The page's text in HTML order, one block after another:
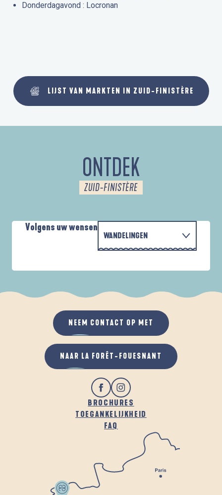
Donderdagavond : Locronan
LIJST VAN MARKTEN IN ZUID-FINISTÈRE
ONTDEK
ZUID-FINISTÈRE
Volgens uw wensen
WANDELINGEN
ALS HET REGENT
IN DE FRISSE LUCHT
PARCOURS D'INTERPRÉTATION DE L'ANSE
BROCHURES
TOEGANKELIJKHEID
FAQ
NEEM CONTACT OP MET
NAAR LA FORÊT-FOUESNANT